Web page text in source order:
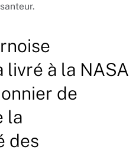
livré à la NASA
de
la
des